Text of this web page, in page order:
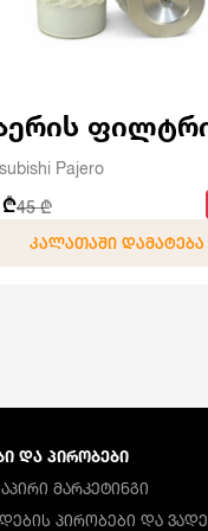
Pajero
₾45 ₾
ᲙᲐᲚᲐᲗᲐᲨᲘ ᲓᲐᲛᲐᲢᲔᲑᲐ
ᲓᲐ ᲞᲘᲠᲝᲑᲔᲑᲘ
ᲛᲐᲠᲙᲔᲢᲘᲜᲒᲘ
ᲞᲘᲠᲝᲑᲔᲑᲘ ᲓᲐ